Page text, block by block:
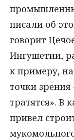
писали об
говорит
Ингушетии,
к примеру,
точки
тратятся». В
привел